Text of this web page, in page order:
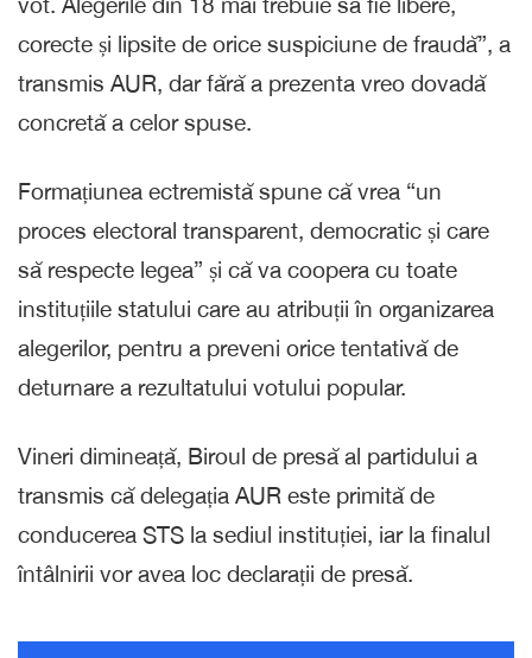
corecte și lipsite de orice suspiciune de fraudă”, a
transmis AUR, dar fără a prezenta vreo dovadă
concretă a celor spuse.
Formațiunea ectremistă spune că vrea “un
proces electoral transparent, democratic și care
să respecte legea” și că va coopera cu toate
instituțiile statului care au atribuții în organizarea
alegerilor, pentru a preveni orice tentativă de
deturnare a rezultatului votului popular.
Vineri dimineață, Biroul de presă al partidului a
transmis că delegația AUR este primită de
conducerea STS la sediul instituției, iar la finalul
întâlnirii vor avea loc declarații de presă.